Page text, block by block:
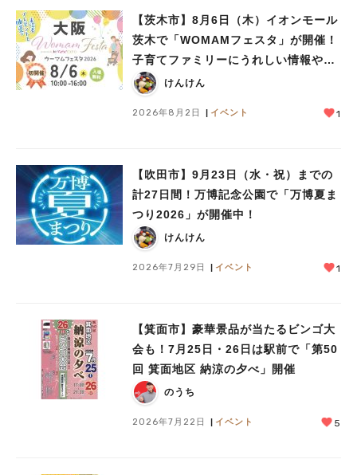
【茨木市】8月6日（木）イオンモール
茨木で「WOMAMフェスタ」が開催！
子育てファミリーにうれしい情報やプ
レゼントがいっぱい♪
けんけん
2026年8月2日 イベント 1
【吹田市】9月23日（水・祝）までの
計27日間！万博記念公園で「万博夏ま
つり2026」が開催中！
けんけん
2026年7月29日 イベント 1
【箕面市】豪華景品が当たるビンゴ大
会も！7月25日・26日は駅前で「第50
回 箕面地区 納涼の夕べ」開催
のうち
2026年7月22日 イベント 5